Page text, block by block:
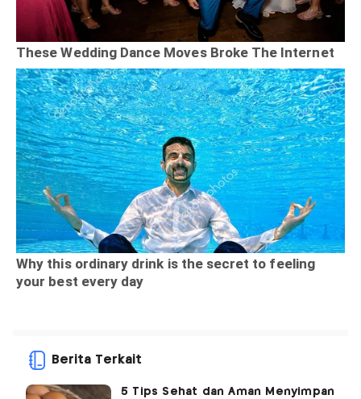
Berita Terkait
5 Tips Sehat dan Aman Menyimpan